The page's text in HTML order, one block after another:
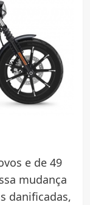
e de 49
mudança
danificadas,